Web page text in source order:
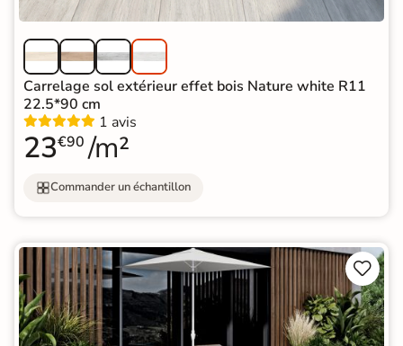
Carrelage sol extérieur effet bois Nature white R11
22.5*90 cm
1 avis
23€90 /m²
Commander un échantillon

